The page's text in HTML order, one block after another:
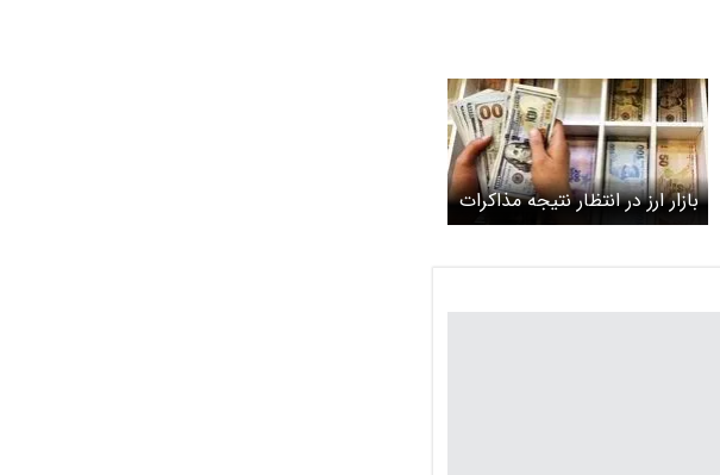
بازار ارز در انتظار نتیجه مذاکرات
استانبول/ قیمت دلار از ۹۰ هزار